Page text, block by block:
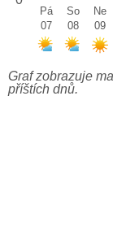
Pá
07
So
08
Ne
09
Graf zobrazuje
příštích dnů.